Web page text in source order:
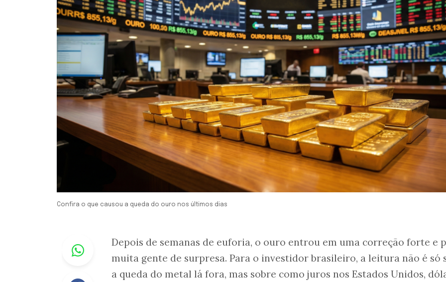
Confira o que causou a queda do ouro nos últimos dias
Whastapp
Facebook
Depois de semanas de euforia, o ouro entrou em uma correção forte e
muita gente de surpresa. Para o investidor brasileiro, a leitura não é só
a queda do metal lá fora, mas sobre como juros nos Estados Unidos,